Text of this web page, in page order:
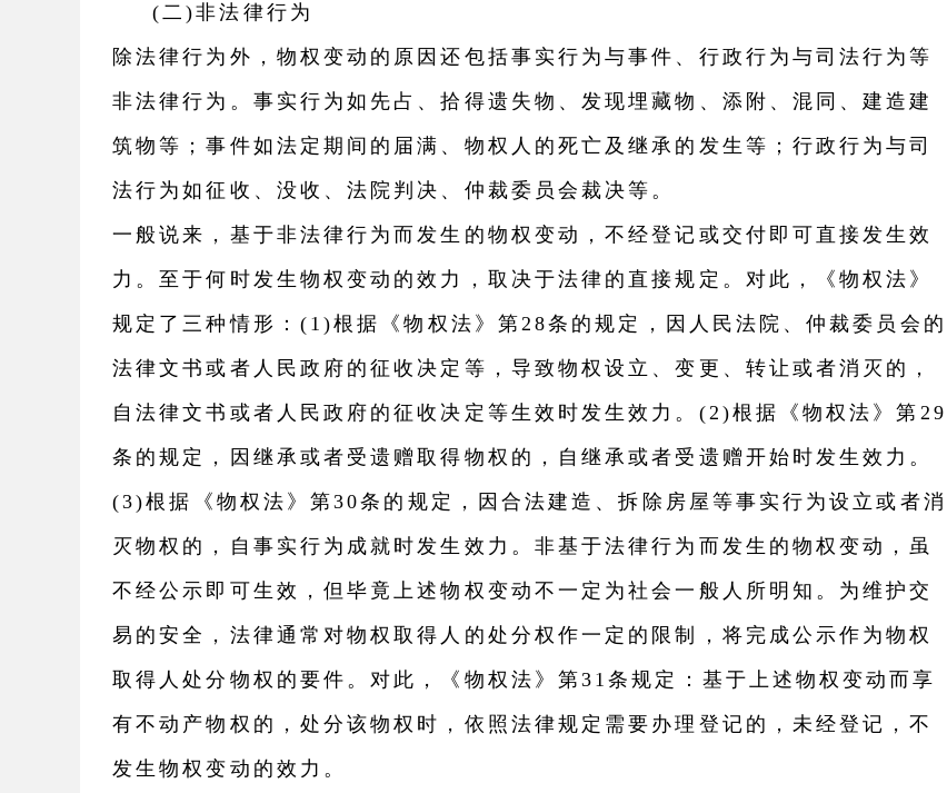
(二)非法律行为
除法律行为外，物权变动的原因还包括事实行为与事件、行政行为与司法行为等
非法律行为。事实行为如先占、拾得遗失物、发现埋藏物、添附、混同、建造建
筑物等；事件如法定期间的届满、物权人的死亡及继承的发生等；行政行为与司
法行为如征收、没收、法院判决、仲裁委员会裁决等。
一般说来，基于非法律行为而发生的物权变动，不经登记或交付即可直接发生效
力。至于何时发生物权变动的效力，取决于法律的直接规定。对此，《物权法》
规定了三种情形：(1)根据《物权法》第28条的规定，因人民法院、仲裁委员会的
法律文书或者人民政府的征收决定等，导致物权设立、变更、转让或者消灭的，
自法律文书或者人民政府的征收决定等生效时发生效力。(2)根据《物权法》第29
条的规定，因继承或者受遗赠取得物权的，自继承或者受遗赠开始时发生效力。
(3)根据《物权法》第30条的规定，因合法建造、拆除房屋等事实行为设立或者消
灭物权的，自事实行为成就时发生效力。非基于法律行为而发生的物权变动，虽
不经公示即可生效，但毕竟上述物权变动不一定为社会一般人所明知。为维护交
易的安全，法律通常对物权取得人的处分权作一定的限制，将完成公示作为物权
取得人处分物权的要件。对此，《物权法》第31条规定：基于上述物权变动而享
有不动产物权的，处分该物权时，依照法律规定需要办理登记的，未经登记，不
发生物权变动的效力。